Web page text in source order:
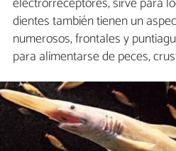
dientes también tienen un
numerosos, frontales y
para alimentarse de peces,